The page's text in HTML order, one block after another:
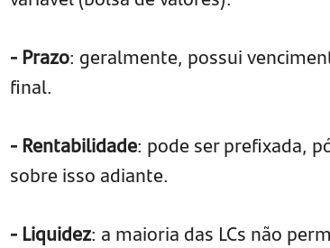
- Prazo: geralmente, possui
final.
- Rentabilidade: pode ser prefixada,
sobre isso adiante.
- Liquidez: a maioria das LCs não